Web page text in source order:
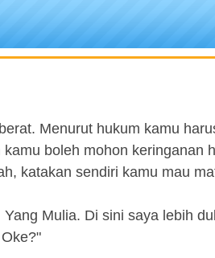
Menurut hukum kamu
boleh mohon keringanan
katakan sendiri kamu mau
Mulia. Di sini saya lebih